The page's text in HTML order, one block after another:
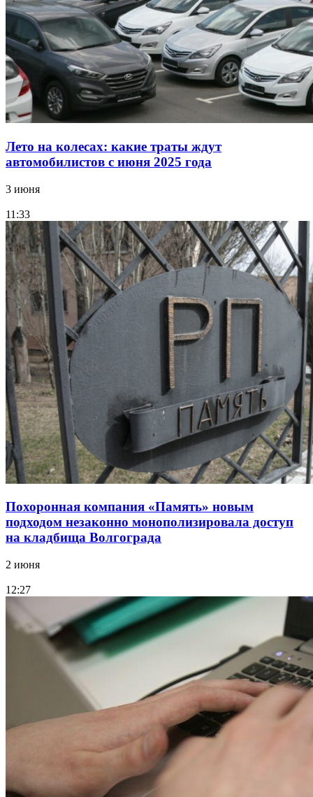
Лето на колесах: какие траты ждут
автомобилистов с июня 2025 года
3 июня
11:33
Похоронная компания «Память» новым
подходом незаконно монополизировала доступ
на кладбища Волгограда
2 июня
12:27